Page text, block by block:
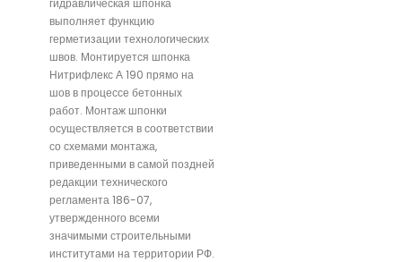
гидравлическая шпонка
выполняет функцию
герметизации технологических
швов. Монтируется шпонка
Нитрифлекс А 190 прямо на
шов в процессе бетонных
работ. Монтаж шпонки
осуществляется в соответствии
со схемами монтажа,
приведенными в самой поздней
редакции технического
регламента 186-07,
утвержденного всеми
значимыми строительными
институтами на территории РФ.